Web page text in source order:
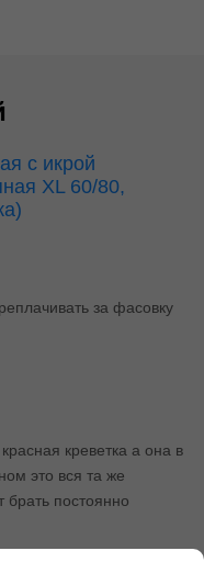
с икрой
XL 60/80,
за фасовку
креветка а она в
это вся та же
брать постоянно